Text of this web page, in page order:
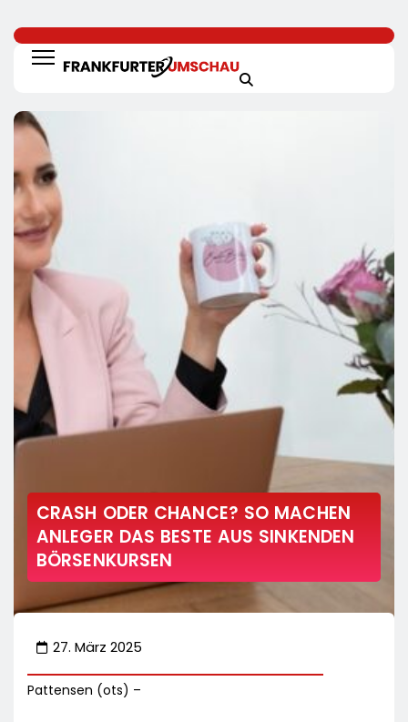
CRASH ODER CHANCE? SO MACHEN
ANLEGER DAS BESTE AUS SINKENDEN
BÖRSENKURSEN
27. März 2025
Pattensen (ots) –